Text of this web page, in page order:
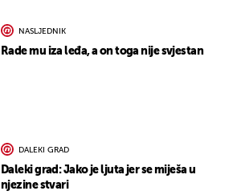
NASLJEDNIK
Rade mu iza leđa, a on toga nije svjestan
DALEKI GRAD
Daleki grad: Jako je ljuta jer se miješa u
njezine stvari